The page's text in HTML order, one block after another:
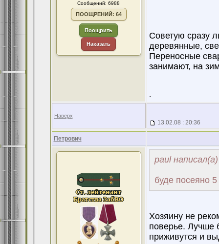
Сообщений: 6988
ПООЩРЕНИЙ: 64
Поощрить
Наказать
Советую сразу
деревянные,
Переносные
занимают, на
.
Наверх
13.02.08 : 20:36
Петрович
paul написал(а)
буде посеяно
Хозяину не
поверье. Лучше
приживутся и